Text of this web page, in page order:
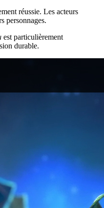
réussie. Les acteurs
personnages.
est particulièrement
durable.